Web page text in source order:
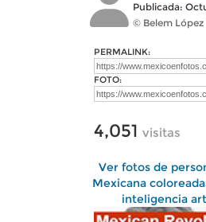
Publicada:
© Belem
PERMALINK:
FOTO:
4,051 visitas
Ver fotos de
Mexicana
inteligencia